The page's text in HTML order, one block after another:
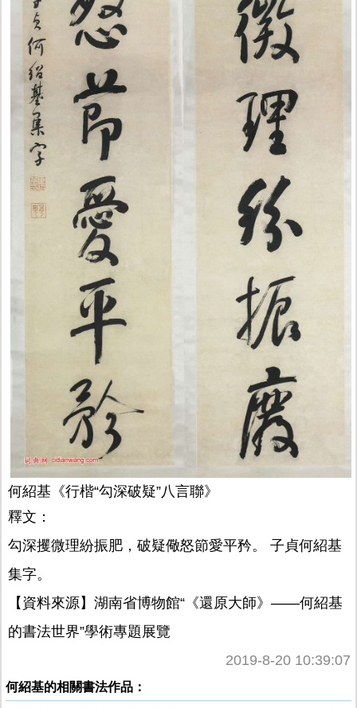
何紹基《行楷“勾深破疑”八言聯》
釋文：
勾深攫微理紛振肥，破疑儆怒節愛平矜。 子貞何紹基
集字。
【資料來源】湖南省博物館“《還原大師》——何紹基
的書法世界”學術專題展覽
2019-8-20 10:39:07
何紹基的相關書法作品：